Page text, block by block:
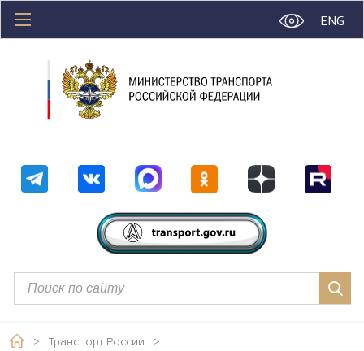
ENG
> Транспорт России
>